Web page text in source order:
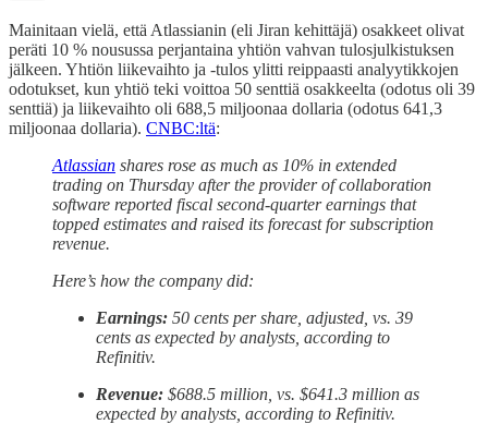
Mainitaan vielä, että Atlassianin (eli Jiran kehittäjä) osakkeet olivat
peräti 10 % nousussa perjantaina yhtiön vahvan tulosjulkistuksen
jälkeen. Yhtiön liikevaihto ja -tulos ylitti reippaasti analyytikkojen
odotukset, kun yhtiö teki voittoa 50 senttiä osakkeelta (odotus oli 39
senttiä) ja liikevaihto oli 688,5 miljoonaa dollaria (odotus 641,3
miljoonaa dollaria). CNBC:ltä:
Atlassian shares rose as much as 10% in extended
trading on Thursday after the provider of collaboration
software reported fiscal second-quarter earnings that
topped estimates and raised its forecast for subscription
revenue.
Here’s how the company did:
Earnings: 50 cents per share, adjusted, vs. 39
cents as expected by analysts, according to
Refinitiv.
Revenue: $688.5 million, vs. $641.3 million as
expected by analysts, according to Refinitiv.